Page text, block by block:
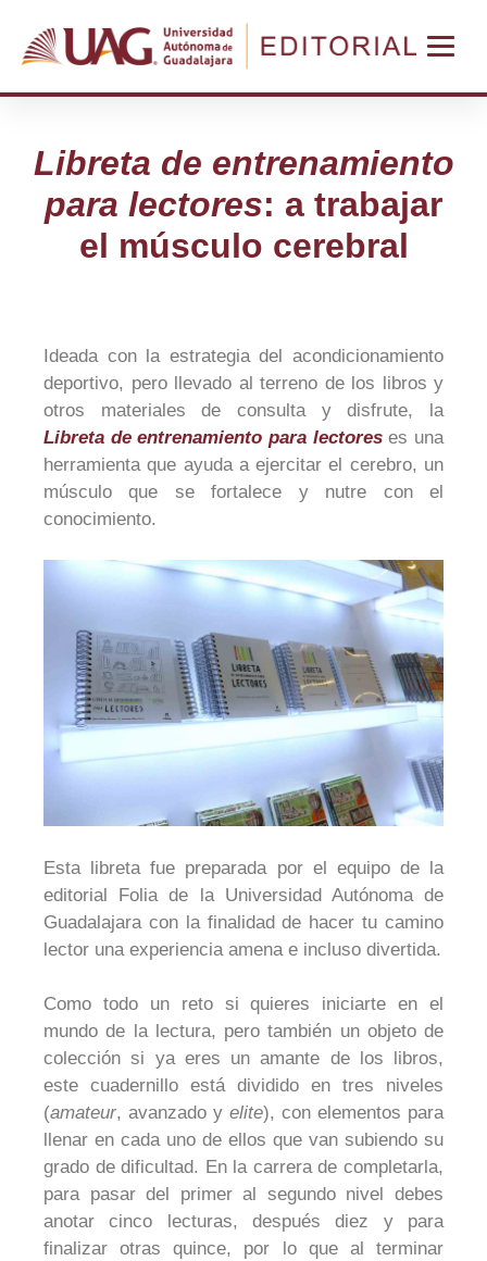
Libreta de entrenamiento
para lectores: a trabajar
el músculo cerebral
Ideada con la estrategia del acondicionamiento
deportivo, pero llevado al terreno de los libros y
otros materiales de consulta y disfrute, la
Libreta de entrenamiento para lectoreses una
herramienta que ayuda a ejercitar el cerebro, un
músculo que se fortalece y nutre con el
conocimiento.
Esta libreta fue preparada por el equipo de la
editorial Folia de la Universidad Autónoma de
Guadalajara con la finalidad de hacer tu camino
lector una experiencia amena e incluso divertida.
Como todo un reto si quieres iniciarte en el
mundo de la lectura, pero también un objeto de
colección si ya eres un amante de los libros,
este cuadernillo está dividido en tres niveles
(amateur, avanzado y elite), con elementos para
llenar en cada uno de ellos que van subiendo su
grado de dificultad. En la carrera de completarla,
para pasar del primer al segundo nivel debes
anotar cinco lecturas, después diez y para
finalizar otras quince, por lo que al terminar